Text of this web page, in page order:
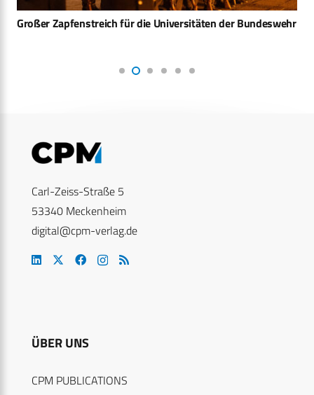
Großer Zapfenstreich für die Universitäten der Bundeswehr
Carl-Zeiss-Straße 5
53340 Meckenheim
digital@cpm-verlag.de
ÜBER UNS
CPM PUBLICATIONS